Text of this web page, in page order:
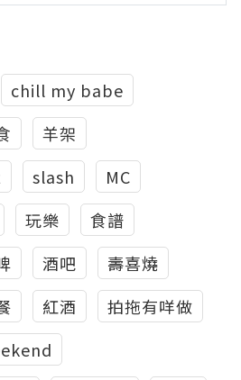
chill my babe
羊架
slash
MC
玩樂
食譜
酒吧
壽喜燒
紅酒
拍拖有咩做